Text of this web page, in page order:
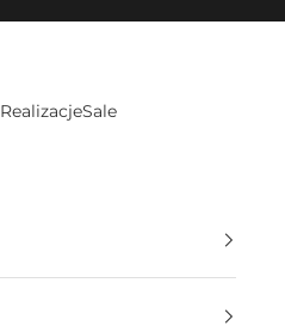
RealizacjeSale